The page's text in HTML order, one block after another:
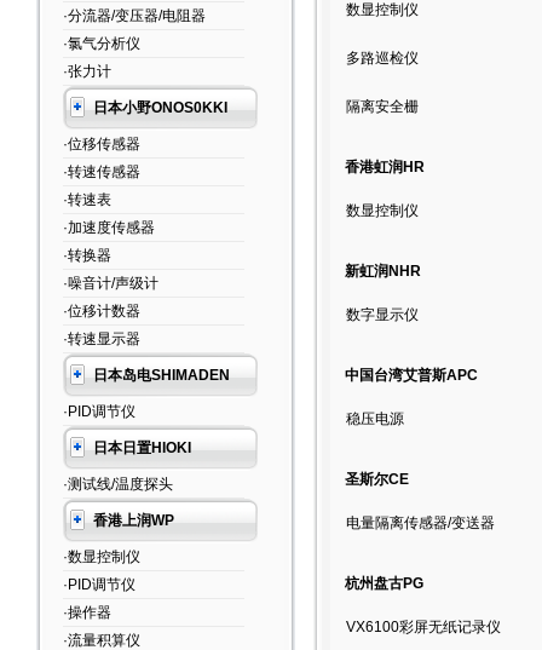
·分流器/变压器/电阻器
·氯气分析仪
·张力计
日本小野ONOS0KKI
·位移传感器
·转速传感器
·转速表
·加速度传感器
·转换器
·噪音计/声级计
·位移计数器
·转速显示器
日本岛电SHIMADEN
·PID调节仪
日本日置HIOKI
·测试线/温度探头
香港上润WP
·数显控制仪
·PID调节仪
·操作器
·流量积算仪
数显控制仪
多路巡检仪
隔离安全栅
香港虹润HR
数显控制仪
新虹润NHR
数字显示仪
中国台湾艾普斯APC
稳压电源
圣斯尔CE
电量隔离传感器/变送器
杭州盘古PG
VX6100彩屏无纸记录仪